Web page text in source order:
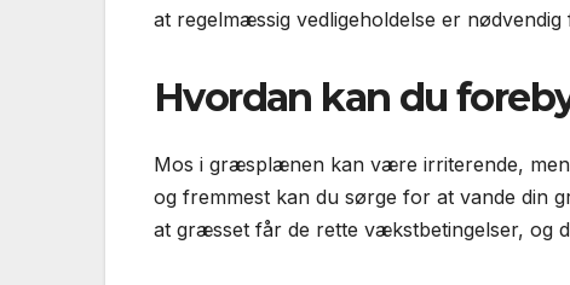
at regelmæssig vedligeholdelse er
Hvordan kan du
Mos i græsplænen kan være irriterende,
og fremmest kan du sørge for at vande din
at græsset får de rette vækstbetingelser, og